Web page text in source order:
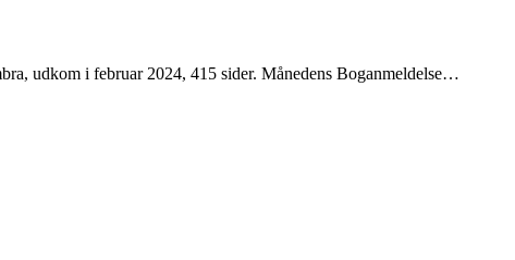
udkom i februar 2024, 415 sider. Månedens Boganmeldelse…